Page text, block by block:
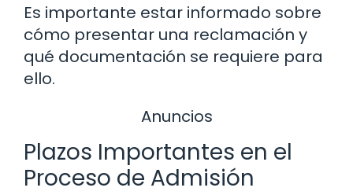
Es importante estar informado sobre
cómo presentar una reclamación y
qué documentación se requiere para
ello.
Anuncios
Plazos Importantes en el
Proceso de Admisión